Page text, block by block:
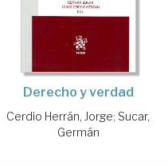
Derecho y verdad
Cerdio Herrán, Jorge; Sucar,
Germán